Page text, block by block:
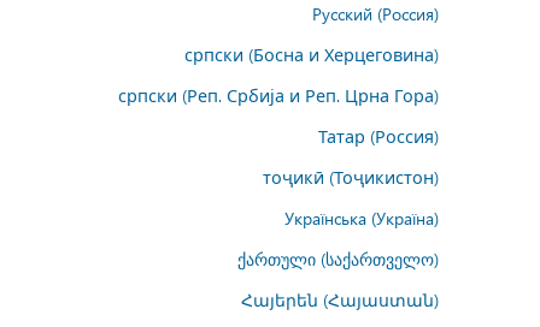
Русский (Россия)
српски (Босна и Херцеговина)
српски (Реп. Србија и Реп. Црна Гора)
Татар (Россия)
тоҷикӣ (Тоҷикистон)
Українська (Україна)
ქართული (საქართველო)
Հայերեն (Հայաստան)